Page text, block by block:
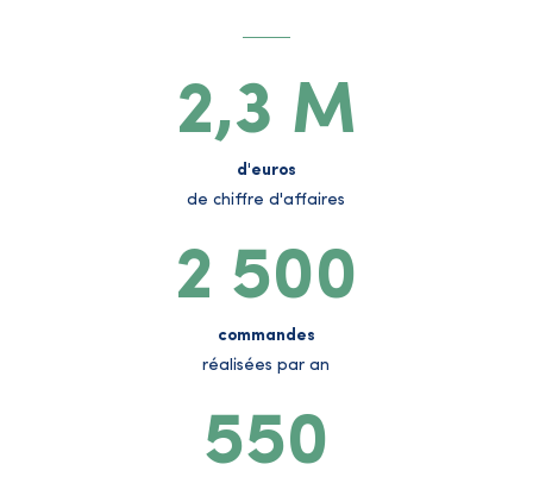
2,3 M
d'euros
de chiffre d'affaires
2 500
commandes
réalisées par an
550